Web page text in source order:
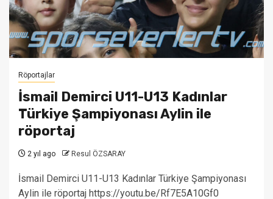
Röportajlar
İsmail Demirci U11-U13 Kadınlar
Türkiye Şampiyonası Aylin ile
röportaj
2 yıl ago Resul ÖZSARAY
İsmail Demirci U11-U13 Kadınlar Türkiye Şampiyonası
Aylin ile röportaj https://youtu.be/Rf7E5A10Gf0